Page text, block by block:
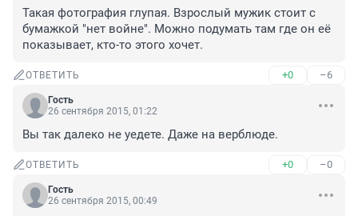
Такая фотография глупая. Взрослый мужик стоит с
бумажкой "нет войне". Можно подумать там где он её
показывает, кто-то этого хочет.
ОТВЕТИТЬ +0 –6
Гость
26 сентября 2015, 01:22
Вы так далеко не уедете. Даже на верблюде.
ОТВЕТИТЬ +0 –0
Гость
26 сентября 2015, 00:49